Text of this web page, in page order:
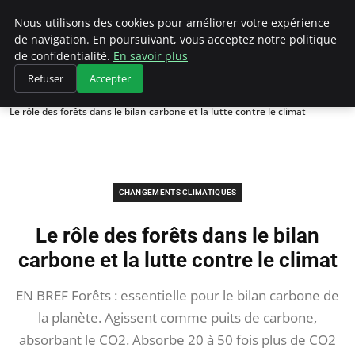
Climategatecountryclub.com
Accueil
Changements climatiques
Le rôle des forêts dans le bilan carbone et la lutte contre le climat
CHANGEMENTS CLIMATIQUES
Le rôle des forêts dans le bilan
carbone et la lutte contre le climat
EN BREF Forêts : essentielle pour le bilan carbone de
la planète. Agissent comme puits de carbone,
absorbant le CO2. Absorbe 20 à 50 fois plus de CO2
Nous utilisons des cookies pour améliorer votre expérience
de navigation. En poursuivant, vous acceptez notre politique
de confidentialité. En savoir plus
Refuser Accepter